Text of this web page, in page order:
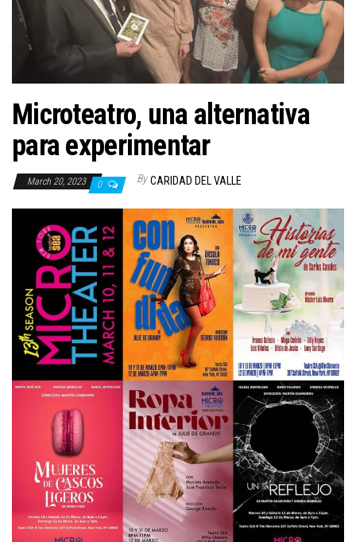
Microteatro, una alternativa
para experimentar
March 20, 2023 0 By CARIDAD DEL VALLE